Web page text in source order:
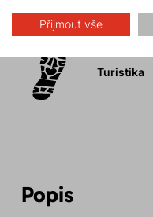
Aktivity
Turistika
Popis
Přijmout vše